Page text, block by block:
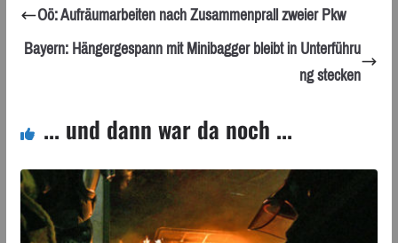
Oö: Aufräumarbeiten nach Zusammenprall zweier Pkw
Bayern: Hängergespann mit Minibagger bleibt in Unterführu
ng stecken
... und dann war da noch ...